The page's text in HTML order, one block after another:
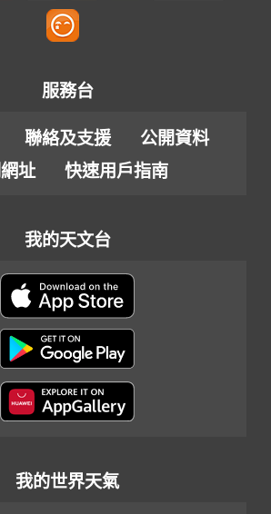
服務台
聯絡及支援
公開資料
址
快速用戶指南
我的天文台
我的世界天氣